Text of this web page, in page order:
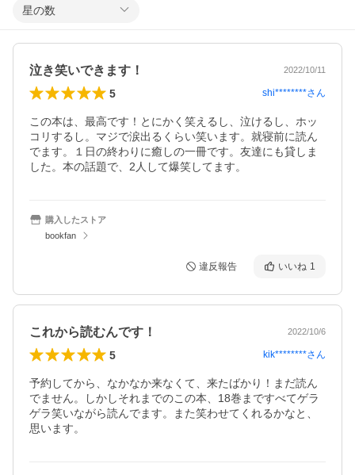
星の数
泣き笑いできます！ 2022/10/11
5 shi********さん
この本は、最高です！とにかく笑えるし、泣けるし、ホッ
コリするし。マジで涙出るくらい笑います。就寝前に読ん
でます。１日の終わりに癒しの一冊です。友達にも貸しま
した。本の話題で、2人して爆笑してます。
購入したストア
bookfan
違反報告 いいね 1
これから読むんです！ 2022/10/6
5 kik********さん
予約してから、なかなか来なくて、来たばかり！まだ読ん
でません。しかしそれまでのこの本、18巻まですべてゲラ
ゲラ笑いながら読んでます。また笑わせてくれるかなと、
思います。